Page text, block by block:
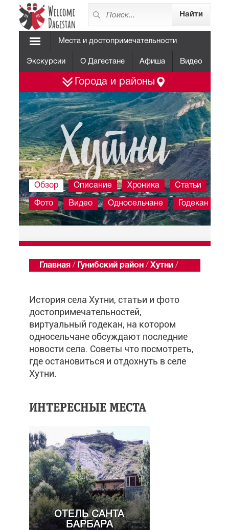
Места и достопримечательности
Экскурсии О Дагестане Афиша Видео
Города и районы
Хутни
Обзор Описание Хроника Статьи
Фото Видео Односельчане Годекан
Главная / Гунибский район / Хутни /
История села Хутни, статьи и фото
достопримечательностей,
виртуальный годекан, на котором
односельчане обсуждают последние
новости села. Советы что посмотреть,
где остановиться и отдохнуть в селе
Хутни.
ИНТЕРЕСНЫЕ МЕСТА
ОТЕЛЬ САНТА
БАРБАРА